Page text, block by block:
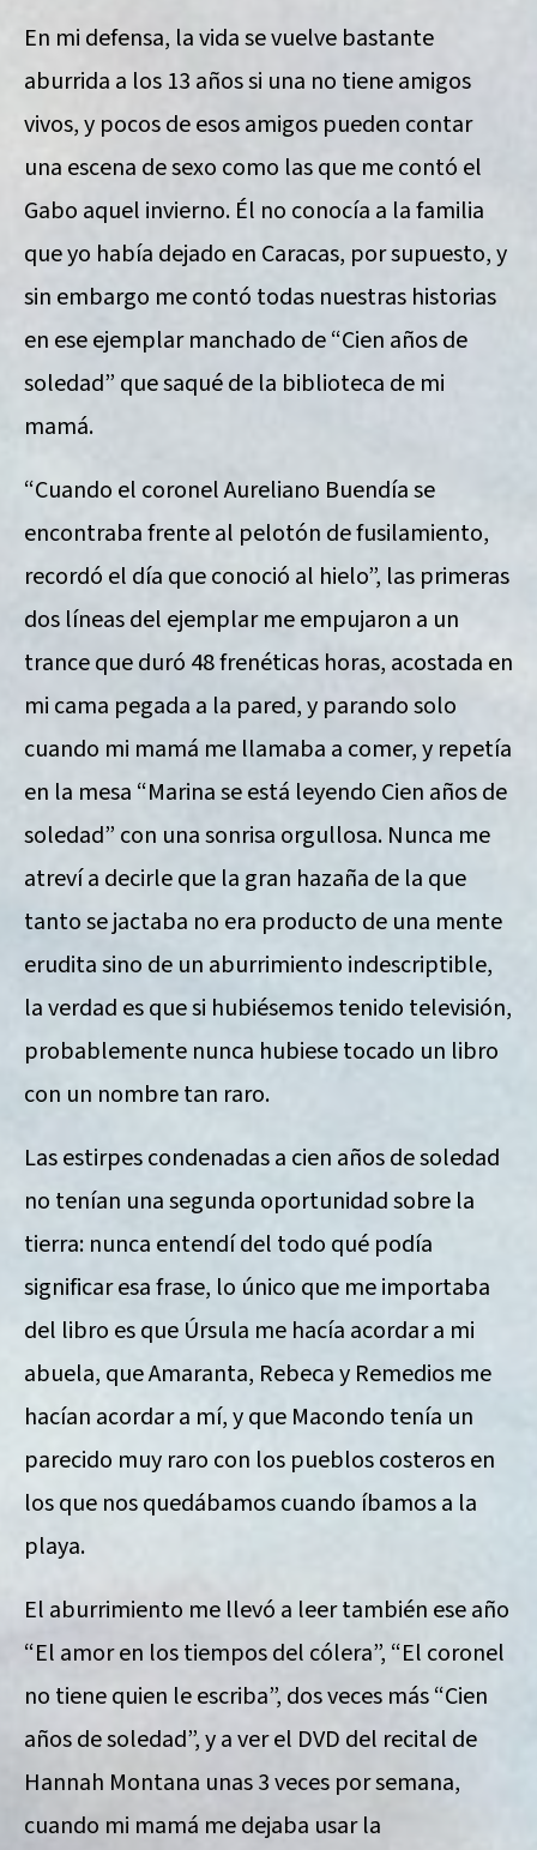
En mi defensa, la vida se vuelve bastante
aburrida a los 13 años si una no tiene amigos
vivos, y pocos de esos amigos pueden contar
una escena de sexo como las que me contó el
Gabo aquel invierno. Él no conocía a la familia
que yo había dejado en Caracas, por supuesto, y
sin embargo me contó todas nuestras historias
en ese ejemplar manchado de “Cien años de
soledad” que saqué de la biblioteca de mi
mamá.
“Cuando el coronel Aureliano Buendía se
encontraba frente al pelotón de fusilamiento,
recordó el día que conoció al hielo”, las primeras
dos líneas del ejemplar me empujaron a un
trance que duró 48 frenéticas horas, acostada en
mi cama pegada a la pared, y parando solo
cuando mi mamá me llamaba a comer, y repetía
en la mesa “Marina se está leyendo Cien años de
soledad” con una sonrisa orgullosa. Nunca me
atreví a decirle que la gran hazaña de la que
tanto se jactaba no era producto de una mente
erudita sino de un aburrimiento indescriptible,
la verdad es que si hubiésemos tenido televisión,
probablemente nunca hubiese tocado un libro
con un nombre tan raro.
Las estirpes condenadas a cien años de soledad
no tenían una segunda oportunidad sobre la
tierra: nunca entendí del todo qué podía
significar esa frase, lo único que me importaba
del libro es que Úrsula me hacía acordar a mi
abuela, que Amaranta, Rebeca y Remedios me
hacían acordar a mí, y que Macondo tenía un
parecido muy raro con los pueblos costeros en
los que nos quedábamos cuando íbamos a la
playa.
El aburrimiento me llevó a leer también ese año
“El amor en los tiempos del cólera”, “El coronel
no tiene quien le escriba”, dos veces más “Cien
años de soledad”, y a ver el DVD del recital de
Hannah Montana unas 3 veces por semana,
cuando mi mamá me dejaba usar la